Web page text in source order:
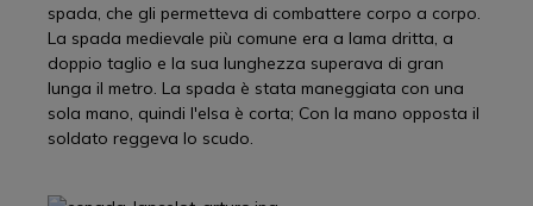
spada, che gli permetteva di combattere corpo a corpo.
La spada medievale più comune era a lama dritta, a
doppio taglio e la sua lunghezza superava di gran
lunga il metro. La spada è stata maneggiata con una
sola mano, quindi l'elsa è corta; Con la mano opposta il
soldato reggeva lo scudo.